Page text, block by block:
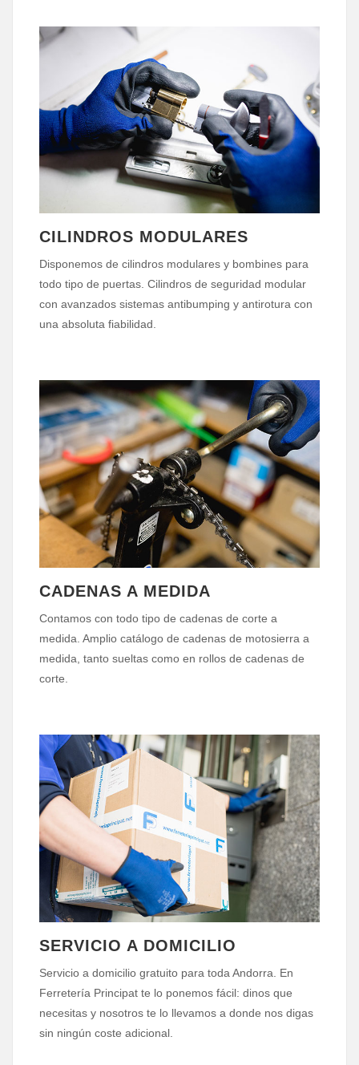
CILINDROS MODULARES
Disponemos de cilindros modulares y bombines para
todo tipo de puertas. Cilindros de seguridad modular
con avanzados sistemas antibumping y antirotura con
una absoluta fiabilidad.
CADENAS A MEDIDA
Contamos con todo tipo de cadenas de corte a
medida. Amplio catálogo de cadenas de motosierra a
medida, tanto sueltas como en rollos de cadenas de
corte.
SERVICIO A DOMICILIO
Servicio a domicilio gratuito para toda Andorra. En
Ferretería Principat te lo ponemos fácil: dinos que
necesitas y nosotros te lo llevamos a donde nos digas
sin ningún coste adicional.